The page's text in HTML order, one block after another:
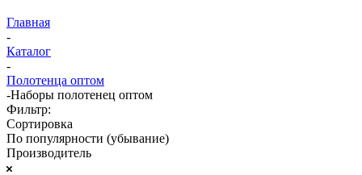
Главная
-
Каталог
-
Полотенца оптом
-Наборы полотенец оптом
Фильтр:
Сортировка
По популярности (убывание)
Производитель